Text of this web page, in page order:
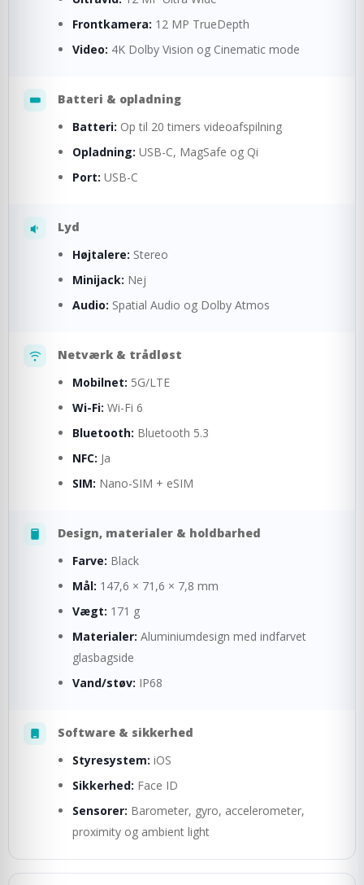
Frontkamera: 12 MP TrueDepth
Video: 4K Dolby Vision og Cinematic mode
Batteri & opladning
Batteri: Op til 20 timers videoafspilning
Opladning: USB-C, MagSafe og Qi
Port: USB-C
Lyd
Højtalere: Stereo
Minijack: Nej
Audio: Spatial Audio og Dolby Atmos
Netværk & trådløst
Mobilnet: 5G/LTE
Wi-Fi: Wi-Fi 6
Bluetooth: Bluetooth 5.3
NFC: Ja
SIM: Nano-SIM + eSIM
Design, materialer & holdbarhed
Farve: Black
Mål: 147,6 × 71,6 × 7,8 mm
Vægt: 171 g
Materialer: Aluminiumdesign med indfarvet
glasbagside
Vand/støv: IP68
Software & sikkerhed
Styresystem: iOS
Sikkerhed: Face ID
Sensorer: Barometer, gyro, accelerometer,
proximity og ambient light